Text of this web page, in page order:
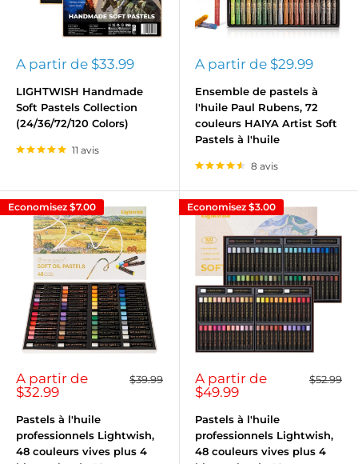
Prix
réduit
A partir de $33.99
LIGHTWISH Handmade
Soft Pastels Collection
(24/36/72/120 Colors)
11 avis
Prix
réduit
A partir de $29.99
Ensemble de pastels à
l'huile Paul Rubens, 72
couleurs HAIYA Artist Soft
Pastels à l'huile
8 avis
Economisez $7.00
Prix
réduit
A partir de
$32.99
Prix
normal
$39.99
Pastels à l'huile
professionnels Lightwish,
48 couleurs vives plus 4
Economisez $3.00
Prix
réduit
A partir de
$49.99
Prix
normal
$52.99
Pastels à l'huile
professionnels Lightwish,
48 couleurs vives plus 4